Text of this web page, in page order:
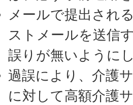
メールで提出され
ストメールを送信
誤りが無いように
過誤により、介護
に対して高額介護